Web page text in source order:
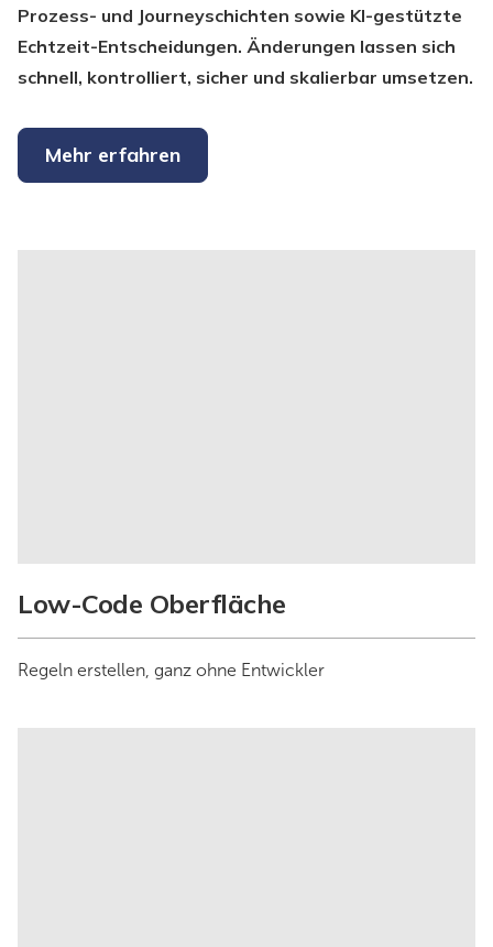
Prozess- und Journeyschichten sowie KI-gestützte
Echtzeit-Entscheidungen. Änderungen lassen sich
schnell, kontrolliert, sicher und skalierbar umsetzen.
Mehr erfahren
Low-Code Oberfläche
Regeln erstellen, ganz ohne Entwickler